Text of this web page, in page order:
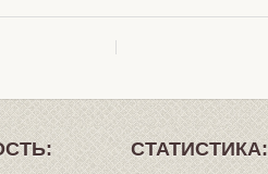
СТАТИСТИКА: